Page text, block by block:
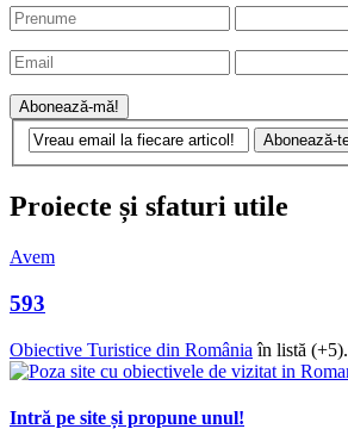
Proiecte și sfaturi utile
Avem
593
Obiective Turistice din România în listă (+5).
Intră pe site și propune unul!